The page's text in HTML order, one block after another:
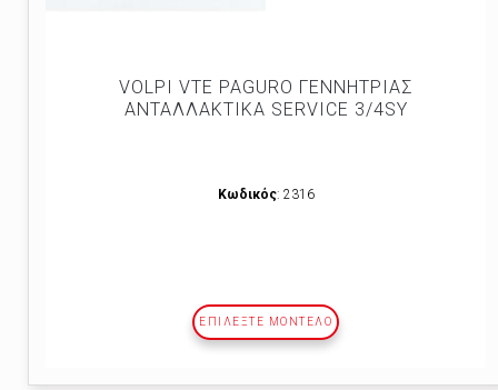
VOLPI VTE PAGURO ΓΕΝΝΗΤΡΙΑΣ
ΑΝΤΑΛΛΑΚΤΙΚΑ SERVICE 3/4SY
Κωδικός: 2316
ΕΠΙΛΕΞΤΕ ΜΟΝΤΕΛΟ